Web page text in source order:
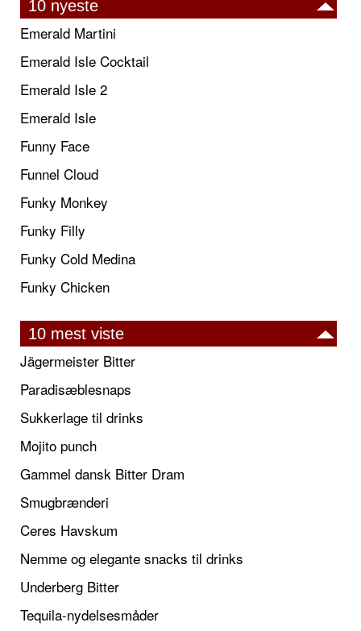
10 nyeste
Emerald Martini
Emerald Isle Cocktail
Emerald Isle 2
Emerald Isle
Funny Face
Funnel Cloud
Funky Monkey
Funky Filly
Funky Cold Medina
Funky Chicken
10 mest viste
Jägermeister Bitter
Paradisæblesnaps
Sukkerlage til drinks
Mojito punch
Gammel dansk Bitter Dram
Smugbrænderi
Ceres Havskum
Nemme og elegante snacks til drinks
Underberg Bitter
Tequila-nydelsesmåder